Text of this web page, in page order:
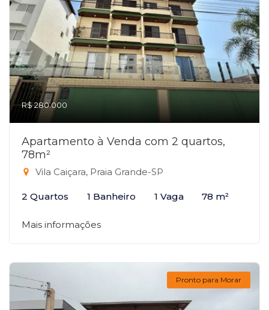
R$ 280.000
Apartamento à Venda com 2 quartos,
78m²
Vila Caiçara, Praia Grande-SP
2 Quartos 1 Banheiro 1 Vaga 78 m²
Mais informações
Pronto para Morar